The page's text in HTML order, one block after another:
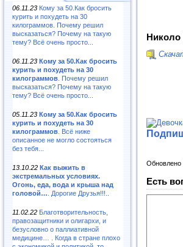
06.11.23 Кому за 50.Как бросить
курить и похудеть на 30
килограммов. Почему решил
высказаться? Почему на такую
тему? Всё очень просто...
06.11.23 Кому за 50.Как бросить
курить и похудеть на 30
килограммов . Почему решил
высказаться? Почему на такую
тему? Всё очень просто...
05.11.23 Кому за 50.Как бросить
курить и похудеть на 30
килограммов . Всё ниже
описанное не могло состояться
без тебя...
13.10.22 Как выжить в
экстремальных условиях.
Огонь, еда, вода и крыша над
головой… . Дорогие Друзья!!!..
11.02.22 Благотворительность,
правозащитники и олигархи, и
безусловно о паллиативной
медицине… . Когда в стране плохо
Николо
Обновлено
Есть